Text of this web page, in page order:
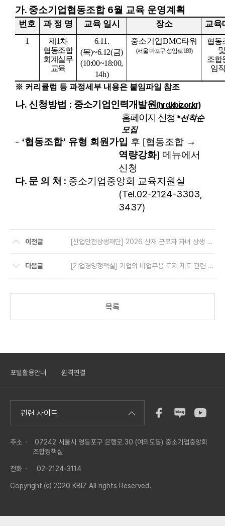
가. 중소기업협동조합 6월 교육 운영계획
번호 과 정 명 교육 일시 장소 교육
1 제 1차
협동조합
회계실무
교육
6.11.
(목)~6.12(금)
(10:00~18:00,
14h)
중소기업DMC타워
(서울 마포구 성암로189)
협동
조합
임
※ 커리큘럼 등 과정세부 내용은 붙임파일 참조
나.신청방법 : 중소기업인력개발원 (hrd.kbiz.or.kr)
홈페이지 신청 *선착순
모집
- ‘협동조합’ 유형 회원가입 후 [협동조합 →
역량강화] 메뉴에서
신청
다. 문 의 처 : 중소기업중앙회 교육지원실
(Tel.02-2124-3303,
3437)
이전글 [산업안전상생재단] 2026 산재 근로자 자녀 상생 장학생 선발 공고
다음글 [기업경영정책실] 기업의 비업무용 토지 제도 관련 의견 제출 요청
목록
포털활용안내 원격연결
관련 사이트
주소 ·
07242 서울시 영등포구 은행로 30 (여의도동) 중소기업중앙회
조합정책실
전화 · 02-2124-3114
Copyright ⒞ 2020 KBIZ All rights Reserved.